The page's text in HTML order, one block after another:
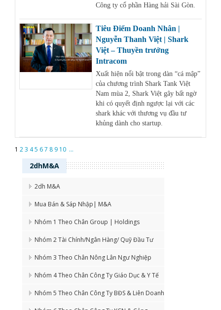
Công ty cổ phần Hàng hải Sài Gòn.
Tiêu Điểm Doanh Nhân |
Nguyễn Thanh Việt | Shark
Việt – Thuyền trưởng
Intracom
Xuất hiện nổi bật trong dàn “cá mập”
của chương trình Shark Tank Việt
Nam mùa 2, Shark Việt gây bất ngờ
khi có quyết định ngược lại với các
shark khác với thương vụ đầu tư
khủng dành cho startup.
1 23 45 67 8 9 10 ...
2dhM&A
2dh M&A
Mua Bán & Sáp Nhập| M&A
Nhóm 1 Theo Chân Group | Holdings
Nhóm 2 Tài Chính/Ngân Hàng/ Quỹ Đầu Tư
Nhóm 3 Theo Chân Nông Lân Ngư Nghiệp
Nhóm 4 Theo Chân Công Ty Giáo Dục & Y Tế
Nhóm 5 Theo Chân Công Ty BĐS & Liên Doanh